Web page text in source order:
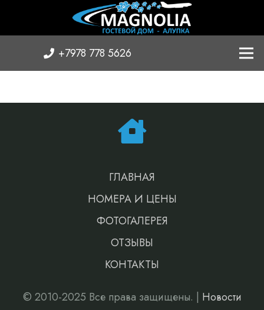
+7978 778 5626
ГЛАВНАЯ
НОМЕРА И ЦЕНЫ
ФОТОГАЛЕРЕЯ
ОТЗЫВЫ
КОНТАКТЫ
© 2010-2025 Все права защищены. | Новости